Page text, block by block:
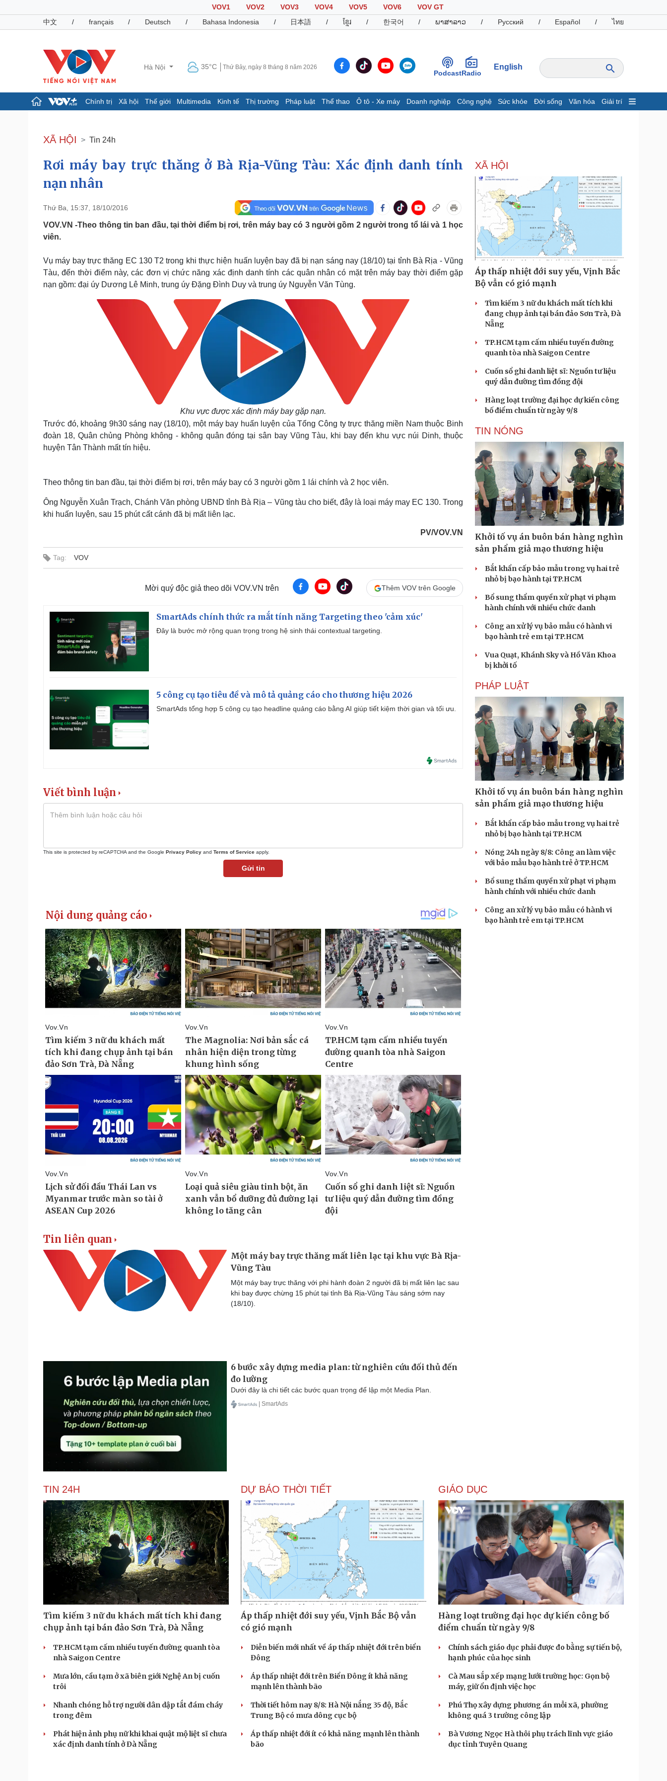
VOV1 VOV2 VOV3 VOV4 VOV5 VOV6
VOV GT
中文
/ français / Deutsch / Bahasa Indonesia / 日本語 / ខ្មែរ / 한국어 / ພາສາລາວ / Русский / Español / ไทย
Hà Nội 35°C Thứ Bảy, ngày 8 tháng 8 năm 2026
PodcastRadio
English
Chính trị Xã hội Thế giới Multimedia Kinh tế Thị trường Pháp luật Thể thao Ô tô - Xe máy Doanh nghiệp Công nghệ Sức khỏe Đời sống Văn hóa Giải trí
Đảng
Tổ chức nhân sự
Nhận diện sự thật
Dấu ấn VOV
Infographic
Giá cà phê
Pháp luật
Tin nóng
Tư vấn luật
Việt Nam
Thể thao
Bóng đá
Lịch thi đấu bóng đá
Hậu trường
Ô tô - Xe máy
Ô tô
Xe máy
Doanh nghiệp
Thông tin doanh nghiệp
Doanh nghiệp 24h
Doanh nhân
Vì cộng đồng
Công nghệ
Sành điệu
Tin Công nghệ
Trải nghiệm
Chuyển đổi số
Sức khỏe
Dinh dưỡng - món ngon
Đời sống
Nhà đẹp
Tình yêu - Gia đình
Văn hóa
Sân khấu - Điện ảnh
Văn học
Giải trí
Nghệ sĩ
Thời trang
Sao Việt
Du lịch
Podcast
Câu chuyện thời sự
Đọc truyện đêm khuya
Cửa sổ tình yêu
XÃ HỘI Tin 24h
Rơi máy bay trực thăng ở Bà Rịa-Vũng Tàu: Xác định danh tính
nạn nhân
Thứ Ba, 15:37, 18/10/2016
VOV.VN -Theo thông tin ban đầu, tại thời điểm bị rơi, trên máy bay có 3 người gồm 2 người trong tổ lái và 1 học
viên.
Vụ máy bay trực thăng EC 130 T2 trong khi thực hiện huấn luyện bay đã bị nạn sáng nay (18/10) tại tỉnh Bà Rịa - Vũng
Tàu, đến thời điểm này, các đơn vị chức năng xác định danh tính các quân nhân có mặt trên máy bay thời điểm gặp
nạn gồm: đại úy Dương Lê Minh, trung úy Đặng Đình Duy và trung úy Nguyễn Văn Tùng.
Khu vực được xác định máy bay gặp nạn.
Trước đó, khoảng 9h30 sáng nay (18/10), một máy bay huấn luyện của Tổng Công ty trực thăng miền Nam thuộc Binh
đoàn 18, Quân chủng Phòng không - không quân đóng tại sân bay Vũng Tàu, khi bay đến khu vực núi Dinh, thuộc
huyện Tân Thành mất tín hiệu.
Theo thông tin ban đầu, tại thời điểm bị rơi, trên máy bay có 3 người gồm 1 lái chính và 2 học viên.
Ông Nguyễn Xuân Trạch, Chánh Văn phòng UBND tỉnh Bà Rịa – Vũng tàu cho biết, đây là loại máy may EC 130. Trong
khi huấn luyện, sau 15 phút cất cánh đã bị mất liên lạc.
PV/VOV.VN
Tag: VOV
Mời quý độc giả theo dõi VOV.VN trên Thêm VOV trên Google
SmartAds chính thức ra mắt tính năng Targeting theo 'cảm xúc'
Đây là bước mở rộng quan trọng trong hệ sinh thái contextual targeting.
5 công cụ tạo tiêu đề và mô tả quảng cáo cho thương hiệu 2026
SmartAds tổng hợp 5 công cụ tạo headline quảng cáo bằng AI giúp tiết kiệm thời gian và tối ưu.
Viết bình luận
This site is protected by reCAPTCHA and the Google Privacy Policy and Terms of Service apply.
Gửi tin
Tin liên quan
Một máy bay trực thăng mất liên lạc tại khu vực Bà Rịa-
Vũng Tàu
Một máy bay trực thăng với phi hành đoàn 2 người đã bị mất liên lạc sau
khi bay được chừng 15 phút tại tỉnh Bà Rịa-Vũng Tàu sáng sớm nay
(18/10).
6 bước xây dựng media plan: từ nghiên cứu đối thủ đến
đo lường
Dưới đây là chi tiết các bước quan trọng để lập một Media Plan.
| SmartAds
XÃ HỘI
Áp thấp nhiệt đới suy yếu, Vịnh Bắc
Bộ vẫn có gió mạnh
Tìm kiếm 3 nữ du khách mất tích khi
đang chụp ảnh tại bán đảo Sơn Trà, Đà
Nẵng
TP.HCM tạm cấm nhiều tuyến đường
quanh tòa nhà Saigon Centre
Cuốn sổ ghi danh liệt sĩ: Nguồn tư liệu
quý dẫn đường tìm đồng đội
Hàng loạt trường đại học dự kiến công
bố điểm chuẩn từ ngày 9/8
TIN NÓNG
Khởi tố vụ án buôn bán hàng nghìn
sản phẩm giả mạo thương hiệu
Bắt khẩn cấp bảo mẫu trong vụ hai trẻ
nhỏ bị bạo hành tại TP.HCM
Bổ sung thẩm quyền xử phạt vi phạm
hành chính với nhiều chức danh
Công an xử lý vụ bảo mẫu có hành vi
bạo hành trẻ em tại TP.HCM
Vua Quạt, Khánh Sky và Hồ Văn Khoa
bị khởi tố
PHÁP LUẬT
Khởi tố vụ án buôn bán hàng nghìn
sản phẩm giả mạo thương hiệu
Bắt khẩn cấp bảo mẫu trong vụ hai trẻ
nhỏ bị bạo hành tại TP.HCM
Nóng 24h ngày 8/8: Công an làm việc
với bảo mẫu bạo hành trẻ ở TP.HCM
Bổ sung thẩm quyền xử phạt vi phạm
hành chính với nhiều chức danh
Công an xử lý vụ bảo mẫu có hành vi
bạo hành trẻ em tại TP.HCM
TIN 24H
Tìm kiếm 3 nữ du khách mất tích khi đang
chụp ảnh tại bán đảo Sơn Trà, Đà Nẵng
TP.HCM tạm cấm nhiều tuyến đường quanh tòa
nhà Saigon Centre
Mưa lớn, cầu tạm ở xã biên giới Nghệ An bị cuốn
trôi
Nhanh chóng hỗ trợ người dân dập tắt đám cháy
trong đêm
Phát hiện ảnh phụ nữ khi khai quật mộ liệt sĩ chưa
xác định danh tính ở Đà Nẵng
DỰ BÁO THỜI TIẾT
Áp thấp nhiệt đới suy yếu, Vịnh Bắc Bộ vẫn
có gió mạnh
Diễn biến mới nhất về áp thấp nhiệt đới trên biển
Đông
Áp thấp nhiệt đới trên Biển Đông ít khả năng
mạnh lên thành bão
Thời tiết hôm nay 8/8: Hà Nội nắng 35 độ, Bắc
Trung Bộ có mưa dông cục bộ
Áp thấp nhiệt đới ít có khả năng mạnh lên thành
bão
GIÁO DỤC
Hàng loạt trường đại học dự kiến công bố
điểm chuẩn từ ngày 9/8
Chính sách giáo dục phải được đo bằng sự tiến bộ,
hạnh phúc của học sinh
Cà Mau sắp xếp mạng lưới trường học: Gọn bộ
máy, giữ ổn định việc học
Phú Thọ xây dựng phương án mỗi xã, phường
không quá 3 trường công lập
Bà Vương Ngọc Hà thôi phụ trách lĩnh vực giáo
dục tỉnh Tuyên Quang